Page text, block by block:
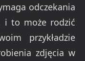
odczekania
i to może rodzić
przykładzie
zdjęcia w